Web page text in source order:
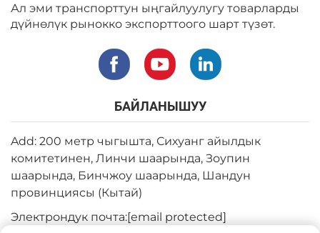
Ал эми транспорттун ыңгайлуулугу товарларды
дүйнөлүк рынокко экспорттоого шарт түзөт.
БАЙЛАНЫШУУ
Add: 200 метр чыгышта, Сихуанг айылдык
комитетинен, Линчи шаарында, Зоупин
шаарында, Бинчжоу шаарында, Шандун
провинциясы (Кытай)
Электрондук почта:[email protected]